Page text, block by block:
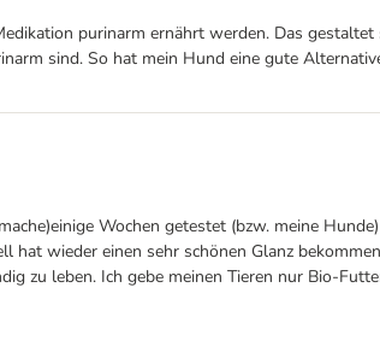
purinarm ernährt werden. Das
sind. So hat mein Hund eine gute
Wochen getestet (bzw. meine
wieder einen sehr schönen Glanz
zu leben. Ich gebe meinen Tieren nur Bio-